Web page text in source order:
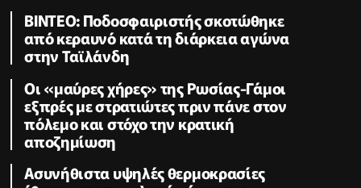
ΒΙΝΤΕΟ: Ποδοσφαιριστής σκοτώθηκε
από κεραυνό κατά τη διάρκεια αγώνα
στην Ταϊλάνδη
Οι «μαύρες χήρες» της Ρωσίας-Γάμοι
εξπρές με στρατιώτες πριν πάνε στον
πόλεμο και στόχο την κρατική
αποζημίωση
Ασυνήθιστα υψηλές θερμοκρασίες